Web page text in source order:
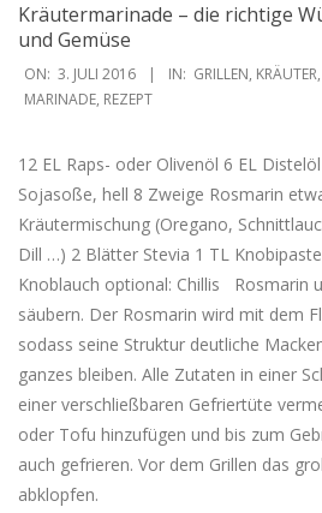
Kräutermarinade – die richtige
und Gemüse
2016-
07-
ON: 3. JULI 2016 IN: GRILLEN, KRÄUTER,
MARINADE, REZEPT
12 EL Raps- oder Olivenöl 6 EL
Sojasoße, hell 8 Zweige Rosmarin
Kräutermischung (Oregano,
Dill …) 2 Blätter Stevia 1 TL
Knoblauch optional: Chillis Rosmarin
säubern. Der Rosmarin wird mit dem
sodass seine Struktur deutliche
ganzes bleiben. Alle Zutaten in einer
einer verschließbaren Gefriertüte
oder Tofu hinzufügen und bis zum
auch gefrieren. Vor dem Grillen das
abklopfen.